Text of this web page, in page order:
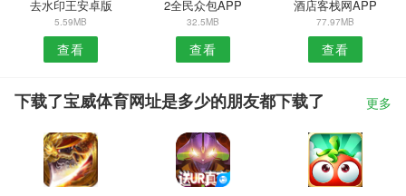
去水印王安卓版
5.59MB
查看
2全民众包APP
32.5MB
查看
酒店客栈网APP
77.97MB
查看
下载了宝威体育网址是多少的朋友都下载了 更多